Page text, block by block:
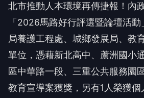
北市推動人本環境再傳捷報！內
「2026馬路好行評選暨論壇活
局養護工程處、城鄉發展局、教
單位，憑藉新北高中、蘆洲國小
區中華路一段、三重公共服務園
教育宣導案獲獎，另有1人榮獲